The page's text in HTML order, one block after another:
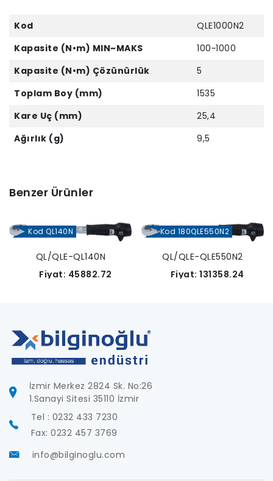
Kod
QLE1000N2
Kapasite (N•m) MIN~MAKS
100~1000
Kapasite (N•m) Çözünürlük
5
Toplam Boy (mm)
1535
Kare Uç (mm)
25,4
Ağırlık (g)
9,5
Benzer Ürünler
Kod QL140N
QL/QLE-QL140N
Fiyat: 45882.72
Kod 180QLE550N2
QL/QLE-QLE550N2
Fiyat: 131358.24
İzmir Merkez 2824 Sk. No:26
1.Sanayi Sitesi 35110 İzmir
Tel : 0232 433 7230
Fax: 0232 457 3769
info@bilginoglu.com